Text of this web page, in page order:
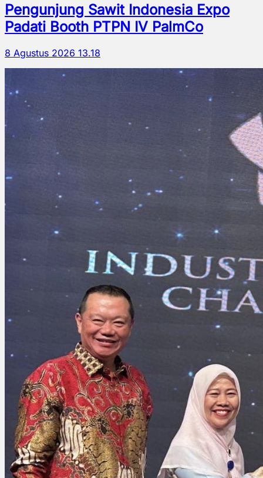
Pengunjung Sawit Indonesia Expo
Padati Booth PTPN IV PalmCo
8 Agustus 2026 13.18